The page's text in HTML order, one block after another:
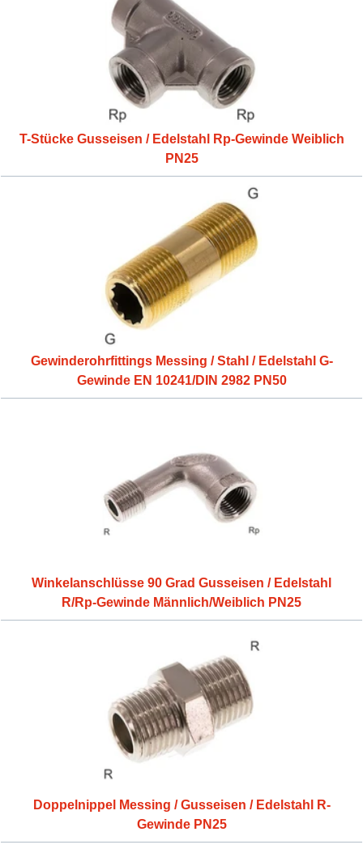
T-Stücke Gusseisen / Edelstahl Rp-Gewinde Weiblich
PN25
Gewinderohrfittings Messing / Stahl / Edelstahl G-
Gewinde EN 10241/DIN 2982 PN50
Winkelanschlüsse 90 Grad Gusseisen / Edelstahl
R/Rp-Gewinde Männlich/Weiblich PN25
Doppelnippel Messing / Gusseisen / Edelstahl R-
Gewinde PN25